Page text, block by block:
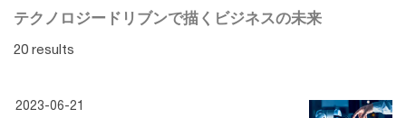
テクノロジードリブンで描くビジネスの未来
20 results
2023-06-21